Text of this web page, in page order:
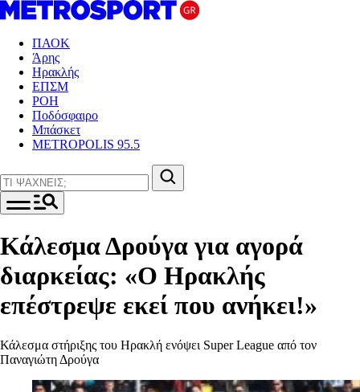
ΠΑΟΚ
Άρης
Ηρακλής
ΕΠΣΜ
ΡΟΗ
Ποδόσφαιρο
Μπάσκετ
METROPOLIS 95.5
Κάλεσμα Δρούγα για αγορά
διαρκείας: «Ο Ηρακλής
επέστρεψε εκεί που ανήκει!»
Κάλεσμα στήριξης του Ηρακλή ενόψει Super League από τον
Παναγιώτη Δρούγα